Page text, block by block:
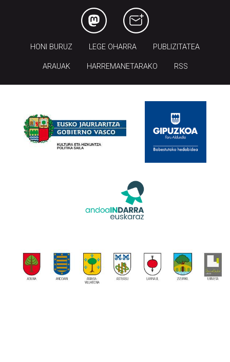
HONI BURUZ LEGE OHARRA PUBLIZITATEA
ARAUAK HARREMANETARAKO RSS